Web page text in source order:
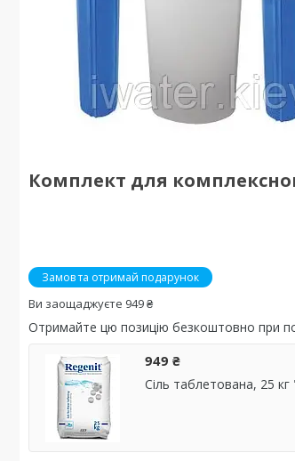
Комплект для
Замов та отримай подарунок
Ви заощаджуєте 949 ₴
Отримайте цю позицію безкоштовно при
949 ₴
Сіль таблетована, 25